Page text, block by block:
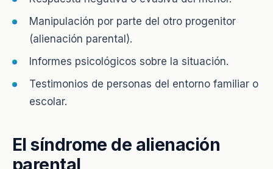
Manipulación por parte del otro progenitor
(alienación parental).
Informes psicológicos sobre la situación.
Testimonios de personas del entorno familiar o
escolar.
El síndrome de alienación
parental